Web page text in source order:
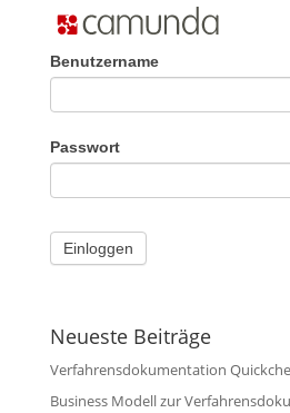
Benutzername
Passwort
Neueste Beiträge
Verfahrensdokumentation
Business Modell zur